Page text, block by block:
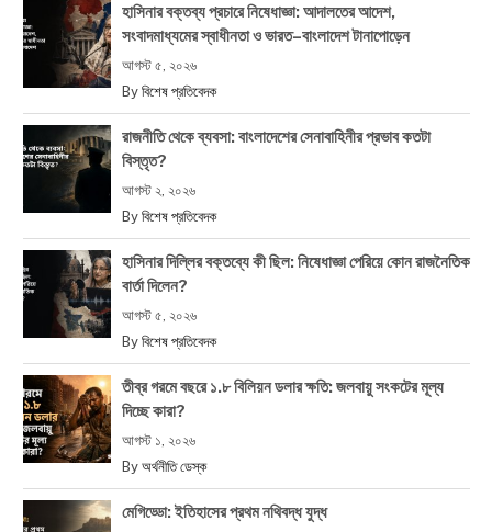
হাসিনার বক্তব্য প্রচারে নিষেধাজ্ঞা: আদালতের আদেশ,
সংবাদমাধ্যমের স্বাধীনতা ও ভারত–বাংলাদেশ টানাপোড়েন
আগস্ট ৫, ২০২৬
By বিশেষ প্রতিবেদক
রাজনীতি থেকে ব্যবসা: বাংলাদেশের সেনাবাহিনীর প্রভাব কতটা
বিস্তৃত?
আগস্ট ২, ২০২৬
By বিশেষ প্রতিবেদক
হাসিনার দিল্লির বক্তব্যে কী ছিল: নিষেধাজ্ঞা পেরিয়ে কোন রাজনৈতিক
বার্তা দিলেন?
আগস্ট ৫, ২০২৬
By বিশেষ প্রতিবেদক
তীব্র গরমে বছরে ১.৮ বিলিয়ন ডলার ক্ষতি: জলবায়ু সংকটের মূল্য
দিচ্ছে কারা?
আগস্ট ১, ২০২৬
By অর্থনীতি ডেস্ক
মেগিড্ডো: ইতিহাসের প্রথম নথিবদ্ধ যুদ্ধ